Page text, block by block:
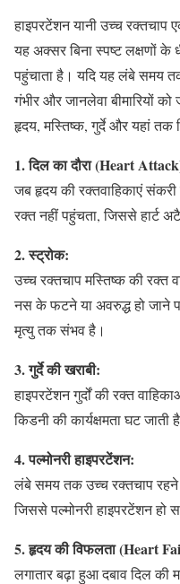
हाइपरटेंशन यानी उच्च रक्तचाप
यह अक्सर बिना स्पष्ट लक्षणों के
पहुंचाता है। यदि यह लंबे समय
गंभीर और जानलेवा बीमारियों
हृदय, मस्तिष्क, गुर्दे और यहां
1. दिल का दौरा (Heart
जब हृदय की रक्तवाहिकाएं संकरी
रक्त नहीं पहुंचता, जिससे हार्ट
2. स्ट्रोक:
उच्च रक्तचाप मस्तिष्क की रक्त
नस के फटने या अवरुद्ध हो जाने
मृत्यु तक संभव है।
3. गुर्दे की खराबी:
हाइपरटेंशन गुर्दों की रक्त
किडनी की कार्यक्षमता घट
4. पल्मोनरी हाइपरटेंशन:
लंबे समय तक उच्च रक्तचाप रहने
जिससे पल्मोनरी हाइपरटेंशन हो
5. हृदय की विफलता (Heart
लगातार बढ़ा हुआ दबाव दिल की